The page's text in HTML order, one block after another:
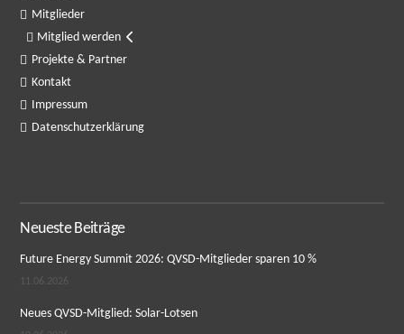
Mitglieder
Mitglied werden
Projekte & Partner
Kontakt
Impressum
Datenschutzerklärung
Neueste Beiträge
Future Energy Summit 2026: QVSD-Mitglieder sparen 10 %
11.06.2026
Neues QVSD-Mitglied: Solar-Lotsen